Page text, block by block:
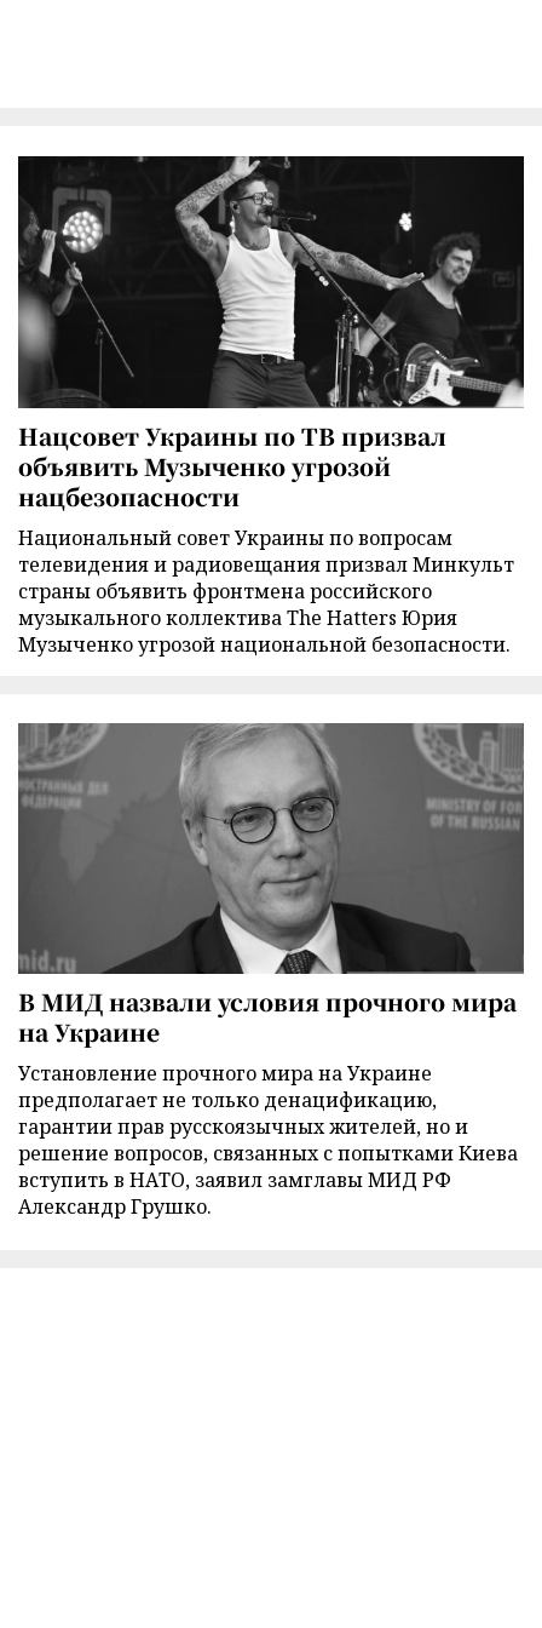
Нацсовет Украины по ТВ призвал
объявить Музыченко угрозой
нацбезопасности
Национальный совет Украины по вопросам
телевидения и радиовещания призвал Минкульт
страны объявить фронтмена российского
музыкального коллектива The Hatters Юрия
Музыченко угрозой национальной безопасности.
В МИД назвали условия прочного мира
на Украине
Установление прочного мира на Украине
предполагает не только денацификацию,
гарантии прав русскоязычных жителей, но и
решение вопросов, связанных с попытками Киева
вступить в НАТО, заявил замглавы МИД РФ
Александр Грушко.